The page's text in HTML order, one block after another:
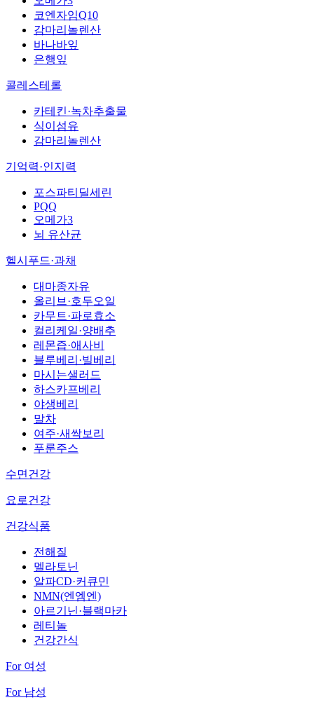
코엔자임Q10
감마리놀렌산
바나바잎
은행잎
콜레스테롤
카테킨·녹차추출물
식이섬유
감마리놀렌산
기억력·인지력
포스파티딜세린
PQQ
오메가3
뇌 유산균
헬시푸드·과채
대마종자유
올리브·호두오일
카무트·파로효소
컬리케일·양배추
레몬즙·애사비
블루베리·빌베리
마시는샐러드
하스카프베리
야생베리
말차
여주·새싹보리
푸룬주스
수면건강
요로건강
건강식품
전해질
멜라토닌
알파CD·커큐민
NMN(엔엠엔)
아르기닌·블랙마카
레티놀
건강간식
For 여성
For 남성